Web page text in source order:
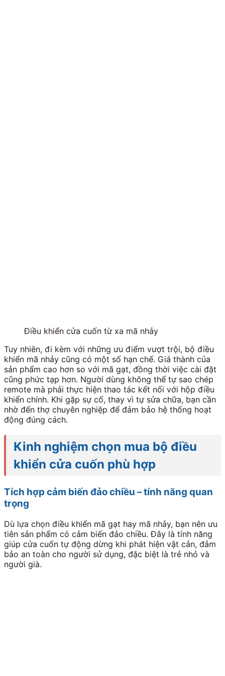
Điều khiển cửa cuốn từ xa mã nhảy
Tuy nhiên, đi kèm với những ưu điểm vượt trội, bộ điều
khiển mã nhảy cũng có một số hạn chế. Giá thành của
sản phẩm cao hơn so với mã gạt, đồng thời việc cài đặt
cũng phức tạp hơn. Người dùng không thể tự sao chép
remote mà phải thực hiện thao tác kết nối với hộp điều
khiển chính. Khi gặp sự cố, thay vì tự sửa chữa, bạn cần
nhờ đến thợ chuyên nghiệp để đảm bảo hệ thống hoạt
động đúng cách.
Kinh nghiệm chọn mua bộ điều
khiển cửa cuốn phù hợp
Tích hợp cảm biến đảo chiều – tính năng quan
trọng
Dù lựa chọn điều khiển mã gạt hay mã nhảy, bạn nên ưu
tiên sản phẩm có cảm biến đảo chiều. Đây là tính năng
giúp cửa cuốn tự động dừng khi phát hiện vật cản, đảm
bảo an toàn cho người sử dụng, đặc biệt là trẻ nhỏ và
người già.